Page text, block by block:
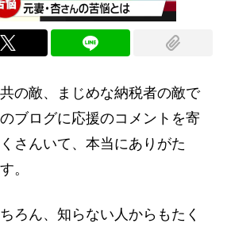
の敵、まじめな納税者の敵で
ブログに応援のコメントを寄
さんいて、本当にありがた
。
ろん、知らない人からもたく